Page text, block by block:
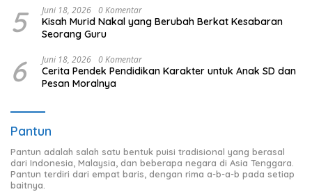
5 Juni 18, 2026 0 Komentar
Kisah Murid Nakal yang Berubah Berkat Kesabaran
Seorang Guru
6 Juni 18, 2026 0 Komentar
Cerita Pendek Pendidikan Karakter untuk Anak SD dan
Pesan Moralnya
Pantun
Pantun adalah salah satu bentuk puisi tradisional yang berasal
dari Indonesia, Malaysia, dan beberapa negara di Asia Tenggara.
Pantun terdiri dari empat baris, dengan rima a-b-a-b pada setiap
baitnya.